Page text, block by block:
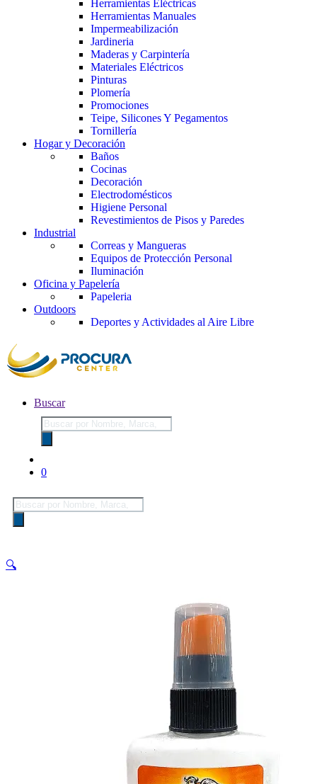
Herramientas Eléctricas
Herramientas Manuales
Impermeabilización
Jardineria
Maderas y Carpintería
Materiales Eléctricos
Pinturas
Plomería
Promociones
Teipe, Silicones Y Pegamentos
Tornillería
Hogar y Decoración
Baños
Cocinas
Decoración
Electrodomésticos
Higiene Personal
Revestimientos de Pisos y Paredes
Industrial
Correas y Mangueras
Equipos de Protección Personal
Iluminación
Oficina y Papelería
Papeleria
Outdoors
Deportes y Actividades al Aire Libre
Buscar
Búsqueda
de
productos
0
Búsqueda
de
productos
🔍